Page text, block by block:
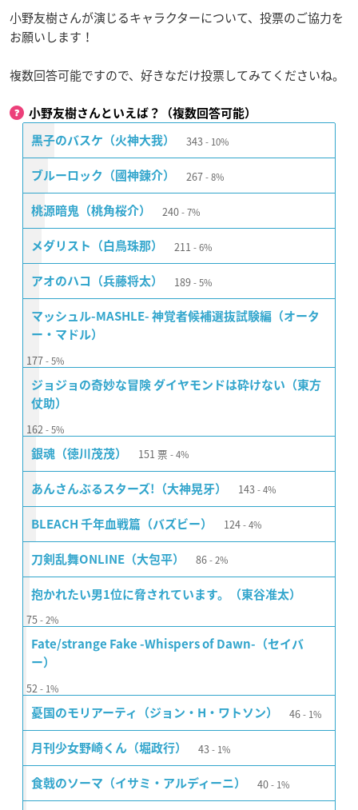
小野友樹さんが演じるキャラクターについて、投票のご協力を
お願いします！
複数回答可能ですので、好きなだけ投票してみてくださいね。
小野友樹さんといえば？（複数回答可能）
黒子のバスケ（火神大我） 343 10%
ブルーロック（國神錬介） 267 8%
桃源暗鬼（桃角桜介） 240 7%
メダリスト（白鳥珠那） 211 6%
アオのハコ（兵藤将太） 189 5%
マッシュル-MASHLE- 神覚者候補選抜試験編（オータ
ー・マドル）
177 5%
ジョジョの奇妙な冒険 ダイヤモンドは砕けない（東方
仗助）
162 5%
銀魂（徳川茂茂） 151 票 4%
あんさんぶるスターズ!（大神晃牙） 143 4%
BLEACH 千年血戦篇（バズビー） 124 4%
刀剣乱舞ONLINE（大包平） 86 2%
抱かれたい男1位に脅されています。（東谷准太）
75 2%
Fate/strange Fake -Whispers of Dawn-（セイバ
ー）
52 1%
憂国のモリアーティ（ジョン・H・ワトソン） 46 1%
月刊少女野崎くん（堀政行） 43 1%
食戟のソーマ（イサミ・アルディーニ） 40 1%